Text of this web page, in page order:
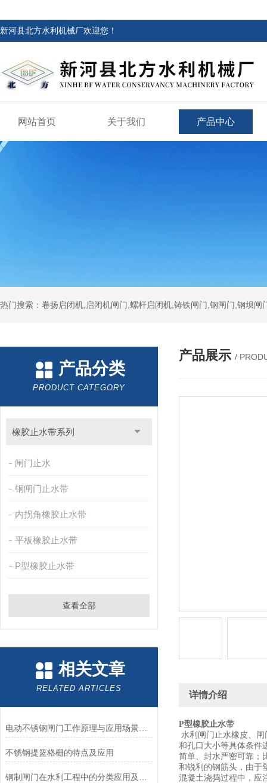
新河县北方水利机械厂欢迎您！
网站首页 关于我们 产品中心
热门搜索：卷扬启闭机,启闭机闸门,螺杆启闭机,铸铁闸门,钢闸门,钢坝
产品分类
PRODUCT CATEGORY
橡胶止水带系列
闸门止水
钢闸门止水带
内拐角橡胶止水带
平板橡胶止水带
P型橡胶止水带
查看全部
相关文章
RELATED ARTICLES
电动不锈钢闸门工作原理与应用场景解析
不锈钢提篮格栅的特点及应用
产品展示 /
详情介绍
P型橡胶止水带
水利闸门止水橡皮、
和孔口大小等具体条件
简单、封水严密可靠；
和锐利的钢筋头，由于
混凝土浇捣过程中，应